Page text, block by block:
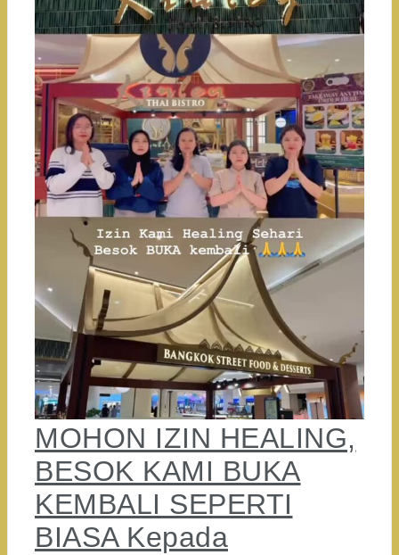
MOHON IZIN HEALING,
BESOK KAMI BUKA
KEMBALI SEPERTI
BIASA Kepada